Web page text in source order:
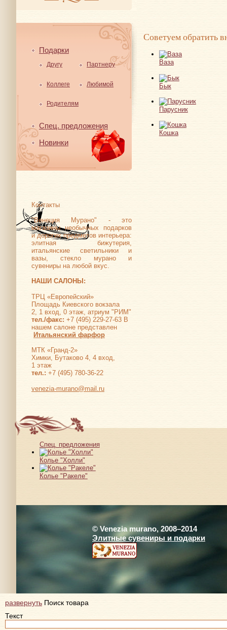
Подарки
Другу Партнеру
Коллеге Любимой
Родителям
Спец. предложения
Новинки
Контакты
"Венеция Мурано" - это
магазины необычных подарков
и дорогих предметов интерьера:
элитная бижутерия,
итальянские светильники и
вазы, стекло мурано и
сувениры на любой вкус.
НАШИ САЛОНЫ:
ТРЦ «Европейский»
Площадь Киевского вокзала
2, 1 вход, 0 этаж, атриум "РИМ"
тел./факс: +7 (495) 229-27-63 В
нашем салоне представлен
Итальянский фарфор
МТК «Гранд-2»
Химки, Бутаково 4, 4 вход,
1 этаж
тел.: +7 (495) 780-36-22
venezia-murano@mail.ru
Советуем обратить
Ваза
Бык
Парусник
Кошка
Спец. предложения
Колье "Холли"
Колье "Ракеле"
© Venezia murano, 2008–2014
Элитные сувениры и подарки
развернуть Поиск товара
Текст